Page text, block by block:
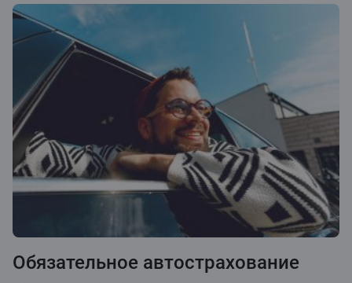
Обязательное автострахование